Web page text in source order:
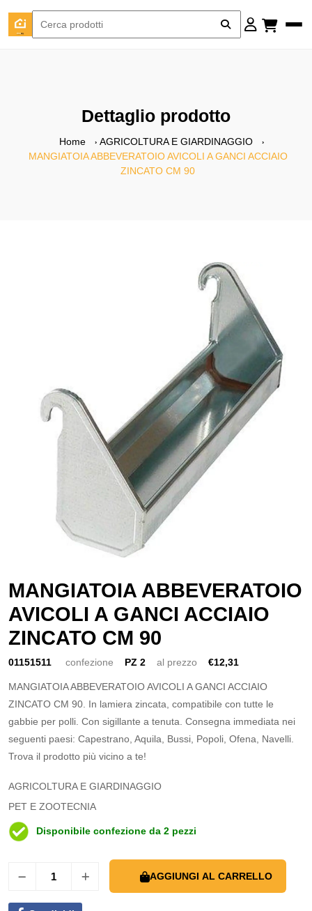
Dettaglio prodotto
Home
AGRICOLTURA E GIARDINAGGIO
MANGIATOIA ABBEVERATOIO AVICOLI A GANCI ACCIAIO
ZINCATO CM 90
MANGIATOIA ABBEVERATOIO
AVICOLI A GANCI ACCIAIO
ZINCATO CM 90
01151511 confezione PZ 2 al prezzo €12,31
MANGIATOIA ABBEVERATOIO AVICOLI A GANCI ACCIAIO
ZINCATO CM 90. In lamiera zincata, compatibile con tutte le
gabbie per polli. Con sigillante a tenuta. Consegna immediata nei
seguenti paesi: Capestrano, Aquila, Bussi, Popoli, Ofena, Navelli.
Trova il prodotto più vicino a te!
AGRICOLTURA E GIARDINAGGIO
PET E ZOOTECNIA
Disponibile confezione da 2 pezzi
AGGIUNGI AL CARRELLO